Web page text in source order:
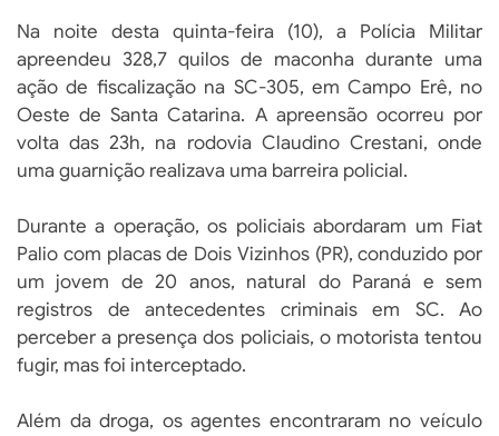
Na noite desta quinta-feira (10), a Polícia Militar
apreendeu 328,7 quilos de maconha durante uma
ação de fiscalização na SC-305, em Campo Erê, no
Oeste de Santa Catarina. A apreensão ocorreu por
volta das 23h, na rodovia Claudino Crestani, onde
uma guarnição realizava uma barreira policial.
Durante a operação, os policiais abordaram um Fiat
Palio com placas de Dois Vizinhos (PR), conduzido por
um jovem de 20 anos, natural do Paraná e sem
registros de antecedentes criminais em SC. Ao
perceber a presença dos policiais, o motorista tentou
fugir, mas foi interceptado.
Além da droga, os agentes encontraram no veículo